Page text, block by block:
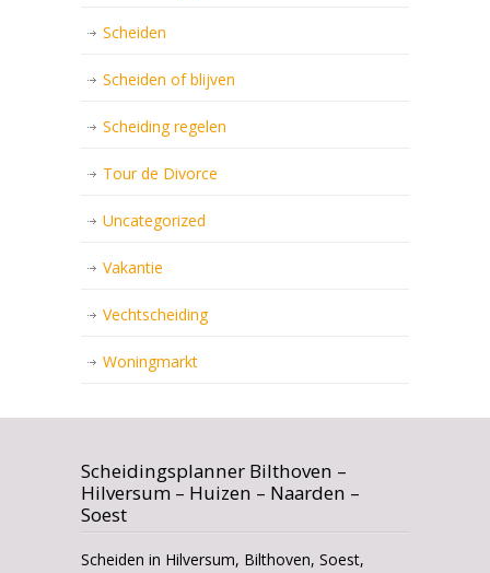
Scheiden
Scheiden of blijven
Scheiding regelen
Tour de Divorce
Uncategorized
Vakantie
Vechtscheiding
Woningmarkt
Scheidingsplanner Bilthoven –
Hilversum – Huizen – Naarden –
Soest
Scheiden in Hilversum, Bilthoven, Soest,